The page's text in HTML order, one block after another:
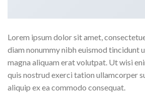
Lorem ipsum dolor sit amet,
diam nonummy nibh euismod tincidunt
magna aliquam erat volutpat. Ut wisi
quis nostrud exerci tation ullamcorper
aliquip ex ea commodo consequat.